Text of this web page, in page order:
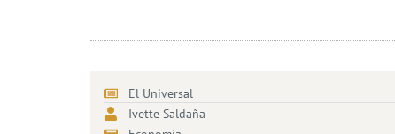
El Universal
Ivette Saldaña